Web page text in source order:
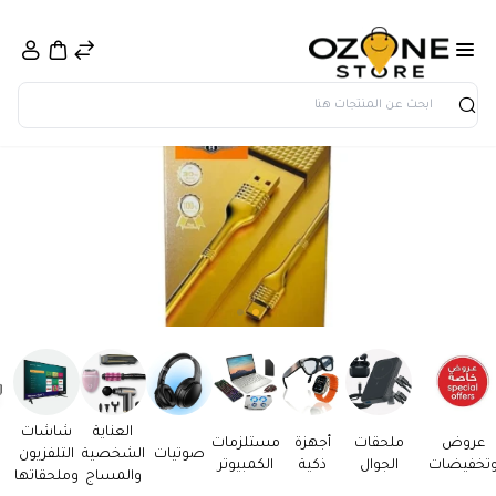
بحث
عروض
ملحقات
الجوال
أجهزة
ذكية
مستلزمات
الكمبيوتر
صوتيات
العناية
الشخصية
والمساج
شاشات
التلفزيون
وملحقاتها